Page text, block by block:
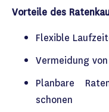
Vorteile des
Flexible
Vermeidung
Planbare
schonen